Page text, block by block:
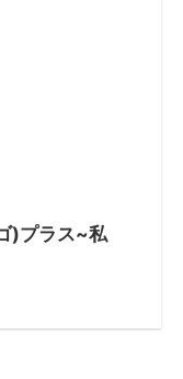
)プラス~私